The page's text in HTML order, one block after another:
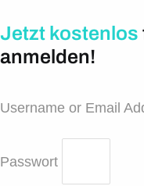
Jetzt kostenlos
anmelden!
Username or Email
Passwort